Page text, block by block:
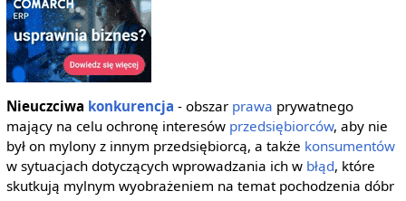
Nieuczciwa konkurencja - obszar prawa prywatnego
mający na celu ochronę interesów przedsiębiorców, aby nie
był on mylony z innym przedsiębiorcą, a także konsumentów
w sytuacjach dotyczących wprowadzania ich w błąd, które
skutkują mylnym wyobrażeniem na temat pochodzenia dóbr